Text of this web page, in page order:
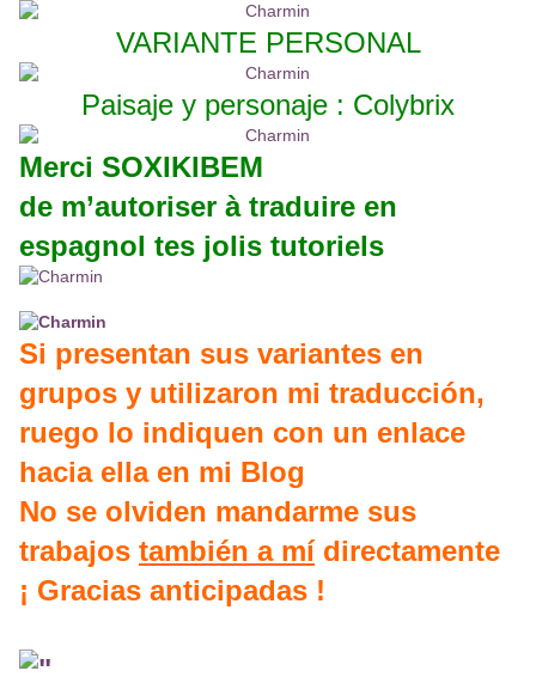
VARIANTE PERSONAL
Paisaje y personaje : Colybrix
Merci SOXIKIBEM
de m’autoriser à traduire en
espagnol tes jolis tutoriels
Si presentan sus variantes en
grupos y utilizaron mi traducción,
ruego lo indiquen con un enlace
hacia ella en mi Blog
No se olviden mandarme sus
trabajos también a mídirectamente
¡ Gracias anticipadas !